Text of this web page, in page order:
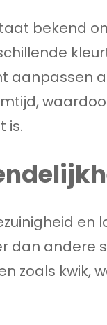
bekend
aanpassen
is.
en
dan andere
zoals kwik,